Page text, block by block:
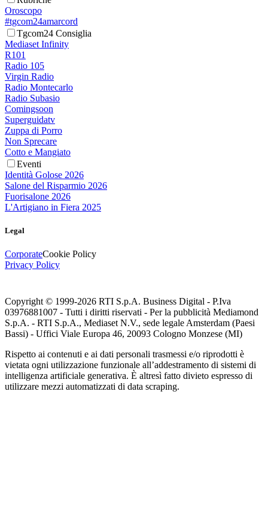
Oroscopo
#tgcom24amarcord
Tgcom24 Consiglia
Mediaset Infinity
R101
Radio 105
Virgin Radio
Radio Montecarlo
Radio Subasio
Comingsoon
Superguidatv
Zuppa di Porro
Non Sprecare
Cotto e Mangiato
Eventi
Identità Golose 2026
Salone del Risparmio 2026
Fuorisalone 2026
L'Artigiano in Fiera 2025
Legal
CorporateCookie Policy
Privacy Policy
Copyright © 1999-2026 RTI S.p.A. Business Digital - P.Iva
03976881007 - Tutti i diritti riservati - Per la pubblicità Mediamond
S.p.A. - RTI S.p.A., Mediaset N.V., sede legale Amsterdam (Paesi
Bassi) - Uffici Viale Europa 46, 20093 Cologno Monzese (MI)
Rispetto ai contenuti e ai dati personali trasmessi e/o riprodotti è
vietata ogni utilizzazione funzionale all’addestramento di sistemi di
intelligenza artificiale generativa. È altresì fatto divieto espresso di
utilizzare mezzi automatizzati di data scraping.